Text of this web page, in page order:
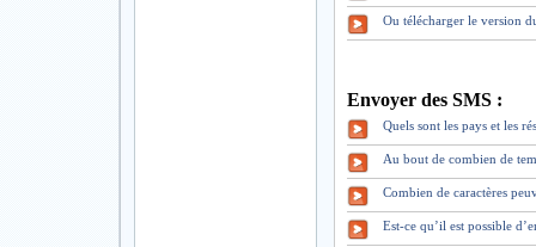
Ou télécharger le version
Envoyer des SMS :
Quels sont les pays et les
Au bout de combien de
Combien de caractères
Est-ce qu’il est possible